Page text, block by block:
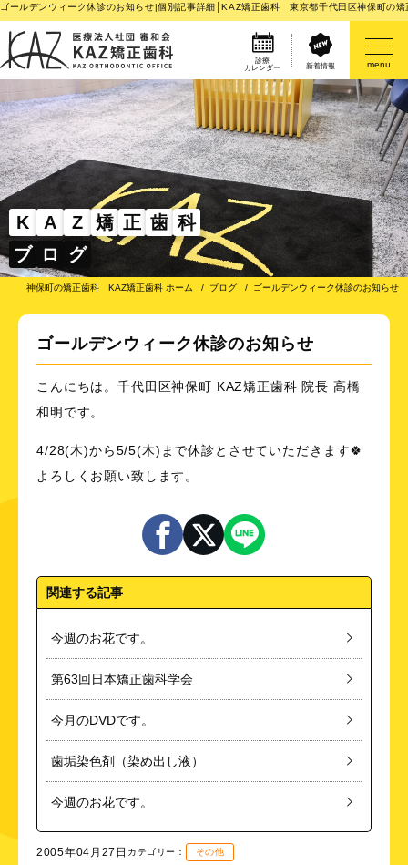
ゴールデンウィーク休診のお知らせ|個別記事詳細│KAZ矯正歯科 東京都千代田区神保町の矯
診療
カレンダー
新着情報 menu
K A Z 矯 正 歯 科
ブ ロ グ
神保町の矯正歯科 KAZ矯正歯科 ホーム ブログ ゴールデンウィーク休診のお知らせ
ゴールデンウィーク休診のお知らせ
こんにちは。千代田区神保町 KAZ矯正歯科 院長 高橋
和明です。
4/28(木)から5/5(木)まで休診とさせていただきます🍀
よろしくお願い致します。
関連する記事
今週のお花です。
第63回日本矯正歯科学会
今月のDVDです。
歯垢染色剤（染め出し液）
今週のお花です。
2005年04月27日 カテゴリー： その他
医院案内
矯正歯科治療のご案内
矯正装置のご紹介
その他